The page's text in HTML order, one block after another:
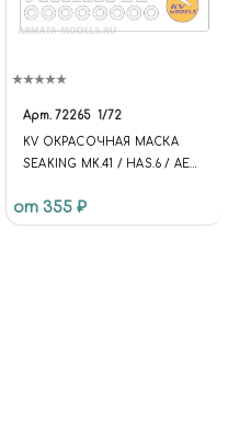
Арт. 72265 1/72
KV ОКРАСОЧНАЯ МАСКА
SEAKING MK.41 / HAS.6 / AEW
/ #04450) + WHEELS MASKS
ДЛЯ МОДЕЛЕЙ ФИРМЫ
от 355 ₽